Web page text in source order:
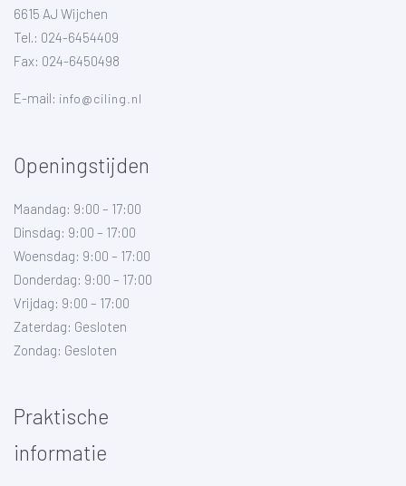
6615 AJ Wijchen
Tel.: 024-6454409
Fax: 024-6450498
E-mail: info@ciling.nl
Openingstijden
Maandag: 9:00 – 17:00
Dinsdag: 9:00 – 17:00
Woensdag: 9:00 – 17:00
Donderdag: 9:00 – 17:00
Vrijdag: 9:00 – 17:00
Zaterdag: Gesloten
Zondag: Gesloten
Praktische
informatie